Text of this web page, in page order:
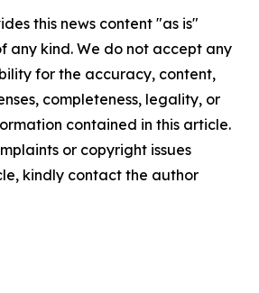
this news content "as is"
any kind. We do not accept any
for the accuracy, content,
completeness, legality, or
contained in this article.
or copyright issues
kindly contact the author